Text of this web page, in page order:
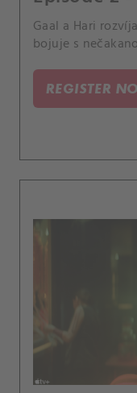
Gaal a Hari
bojuje s
REGISTER